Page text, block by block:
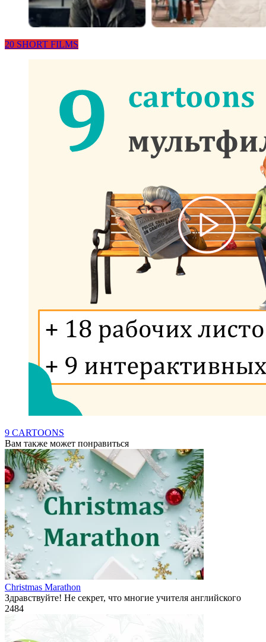
20 SHORT FILMS
9 CARTOONS
Вам также может понравиться
Christmas Marathon
Здравствуйте! Не секрет, что многие учителя английского
2484